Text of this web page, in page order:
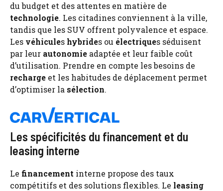
du budget et des attentes en matière de
technologie. Les citadines conviennent à la ville,
tandis que les SUV offrent polyvalence et espace.
Les véhicules hybrides ou électriques séduisent
par leur autonomie adaptée et leur faible coût
d’utilisation. Prendre en compte les besoins de
recharge et les habitudes de déplacement permet
d’optimiser la sélection.
Les spécificités du financement et du
leasing interne
Le financement interne propose des taux
compétitifs et des solutions flexibles. Le leasing